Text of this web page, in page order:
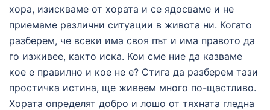
хора, изискваме от хората и се ядосваме и не
приемаме различни ситуации в живота ни. Когато
разберем, че всеки има своя път и има правото да
го изживее, както иска. Кои сме ние да казваме
кое е правилно и кое не е? Стига да разберем тази
простичка истина, ще живеем много по-щастливо.
Хората определят добро и лошо от тяхната гледна